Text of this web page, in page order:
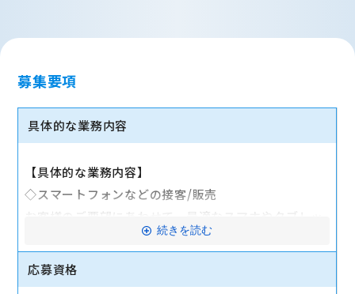
募集要項
具体的な業務内容
【具体的な業務内容】
◇スマートフォンなどの接客/販売
お客様のご要望にあわせて、最適なスマホやタブレッ
ト、料金プランなどをご提案します。
◇その他、各種商品・サービスのご案内
続きを読む
応募資格